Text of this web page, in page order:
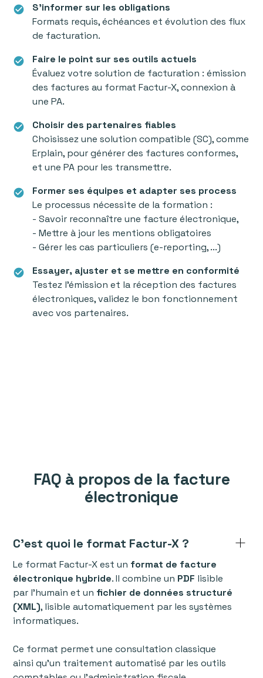
check_circle
S’informer sur les obligations
Formats requis, échéances et évolution des flux
de facturation.
check_circle
Faire le point sur ses outils actuels
Évaluez votre solution de facturation : émission
des factures au format Factur-X, connexion à
une PA.
check_circle
Choisir des partenaires fiables
Choisissez une solution compatible (SC), comme
Erplain, pour générer des factures conformes,
et une PA pour les transmettre.
check_circle
Former ses équipes et adapter ses process
Le processus nécessite de la formation :
- Savoir reconnaître une facture électronique,
- Mettre à jour les mentions obligatoires
- Gérer les cas particuliers (e-reporting, ...)
check_circle
Essayer, ajuster et se mettre en conformité
Testez l’émission et la réception des factures
électroniques, validez le bon fonctionnement
avec vos partenaires.
FAQ à propos de la facture
électronique
C’est quoi le format Factur-X ?
Le format Factur-X est un format de facture
électronique hybride. Il combine un PDF lisible
par l’humain et un fichier de données structuré
(XML), lisible automatiquement par les systèmes
informatiques.
Ce format permet une consultation classique
ainsi qu'un traitement automatisé par les outils